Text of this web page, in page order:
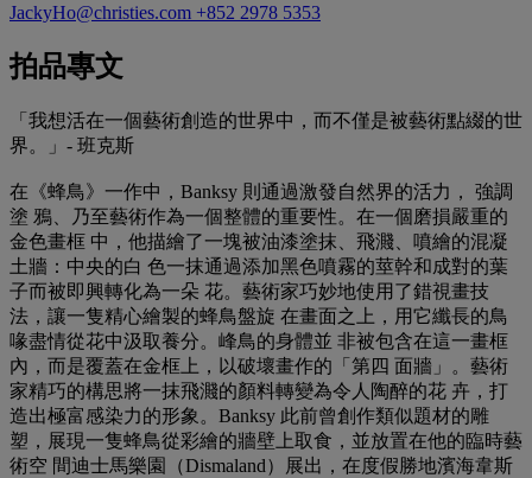
JackyHo@christies.com +852 2978 5353
拍品專文
「我想活在一個藝術創造的世界中，而不僅是被藝術點綴的世
界。」- 班克斯
在《蜂鳥》一作中，Banksy 則通過激發自然界的活力， 強調
塗 鴉、乃至藝術作為一個整體的重要性。在一個磨損嚴重的
金色畫框 中，他描繪了一塊被油漆塗抹、飛濺、噴繪的混凝
土牆：中央的白 色一抹通過添加黑色噴霧的莖幹和成對的葉
子而被即興轉化為一朵 花。藝術家巧妙地使用了錯視畫技
法，讓一隻精心繪製的蜂鳥盤旋 在畫面之上，用它纖長的鳥
喙盡情從花中汲取養分。峰鳥的身體並 非被包含在這一畫框
內，而是覆蓋在金框上，以破壞畫作的「第四 面牆」。藝術
家精巧的構思將一抹飛濺的顏料轉變為令人陶醉的花 卉，打
造出極富感染力的形象。Banksy 此前曾創作類似題材的雕
塑，展現一隻蜂鳥從彩繪的牆壁上取食，並放置在他的臨時藝
術空 間迪士馬樂園（Dismaland）展出，在度假勝地濱海韋斯